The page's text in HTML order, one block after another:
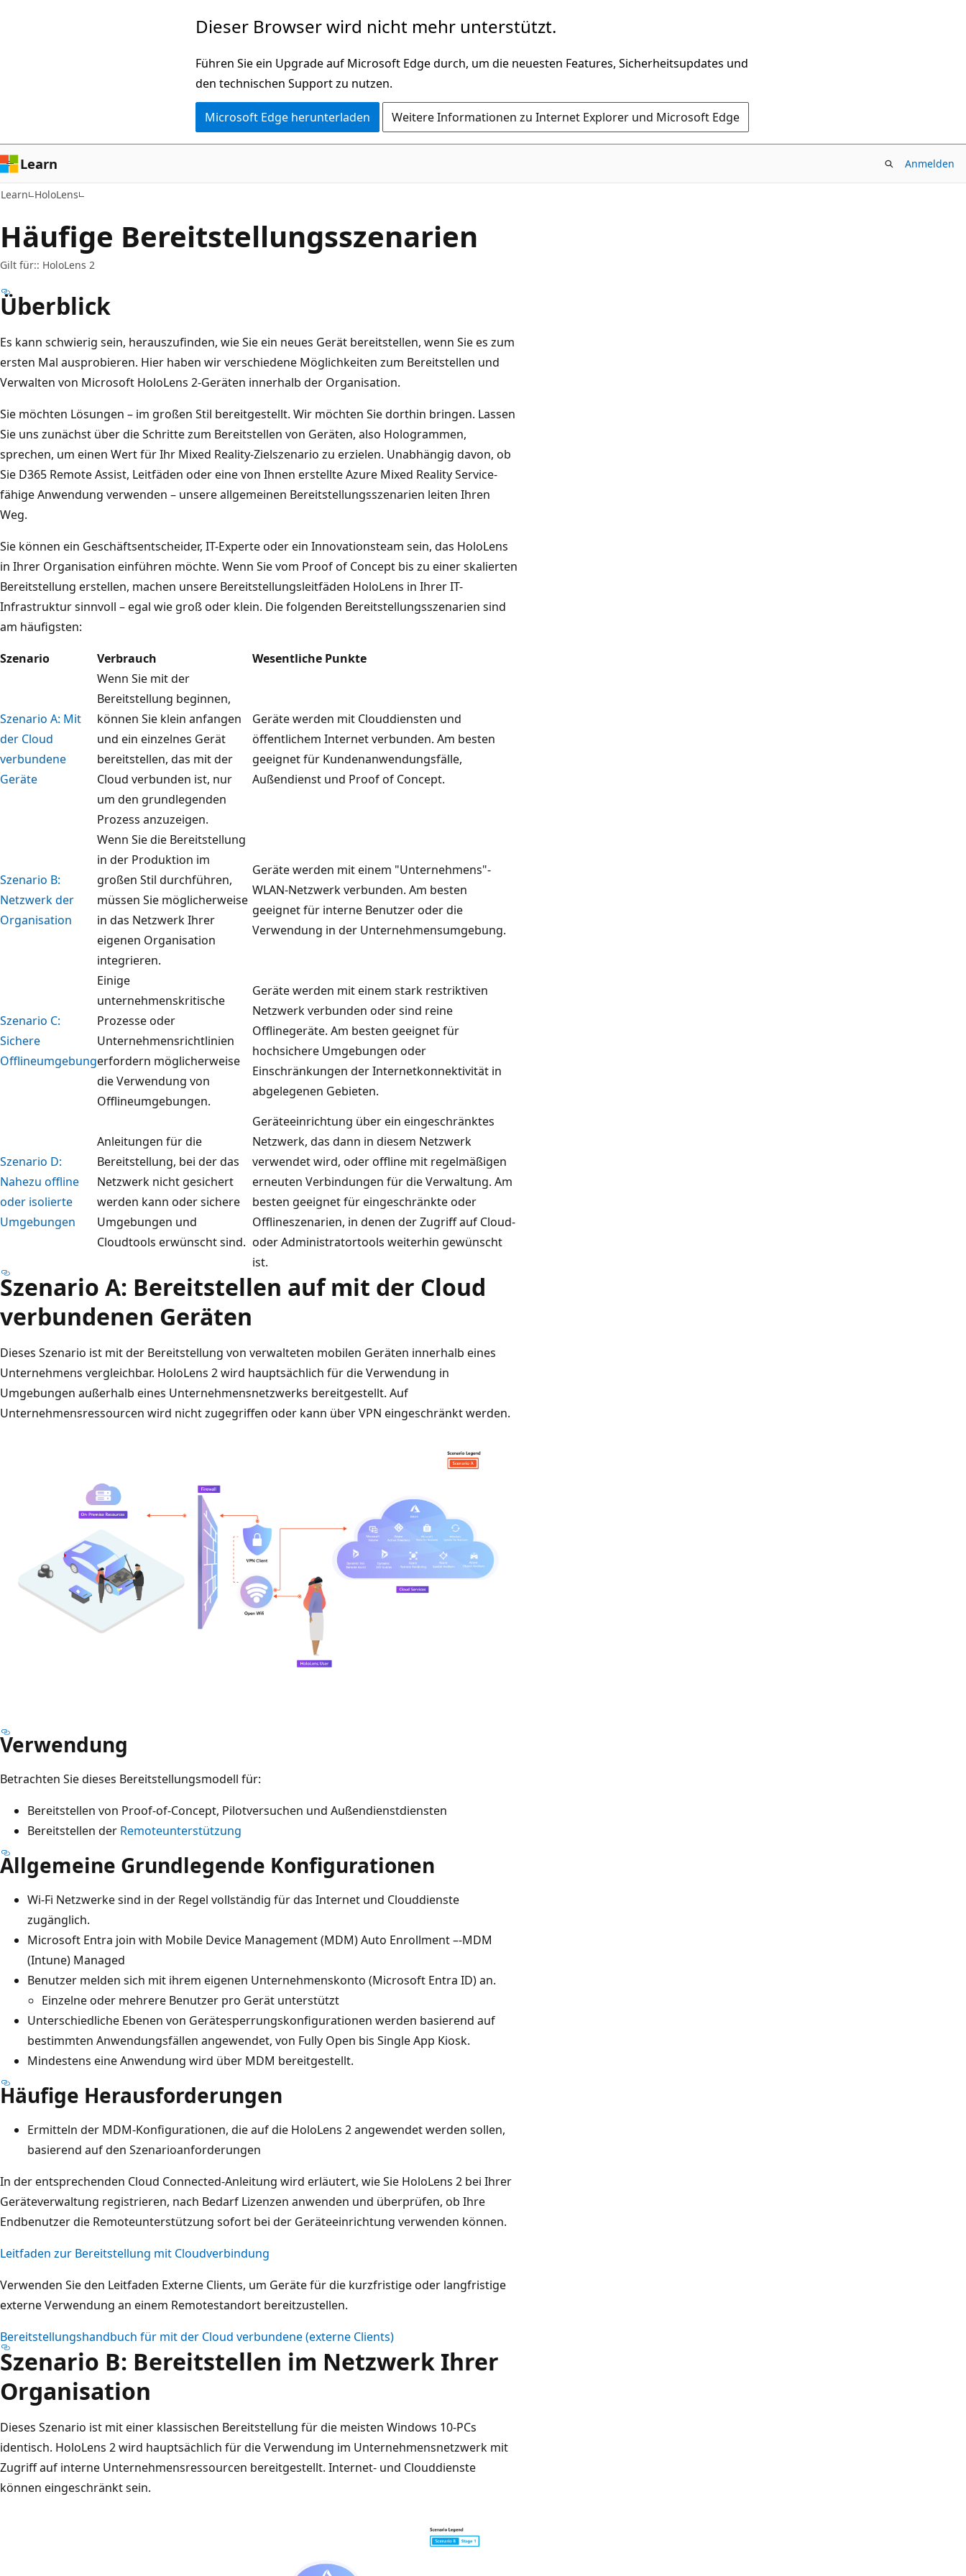
Dieser Browser wird nicht mehr unterstützt.
Führen Sie ein Upgrade auf Microsoft Edge durch, um die neuesten Features, Sicherheitsupdates und
den technischen Support zu nutzen.
Microsoft Edge herunterladen Weitere Informationen zu Internet Explorer und Microsoft Edge
Learn Anmelden
Learn HoloLens
Häufige Bereitstellungsszenarien
Gilt für:: HoloLens 2
Überblick
Es kann schwierig sein, herauszufinden, wie Sie ein neues Gerät bereitstellen, wenn Sie es zum
ersten Mal ausprobieren. Hier haben wir verschiedene Möglichkeiten zum Bereitstellen und
Verwalten von Microsoft HoloLens 2-Geräten innerhalb der Organisation.
Sie möchten Lösungen – im großen Stil bereitgestellt. Wir möchten Sie dorthin bringen. Lassen
Sie uns zunächst über die Schritte zum Bereitstellen von Geräten, also Hologrammen,
sprechen, um einen Wert für Ihr Mixed Reality-Zielszenario zu erzielen. Unabhängig davon, ob
Sie D365 Remote Assist, Leitfäden oder eine von Ihnen erstellte Azure Mixed Reality Service-
fähige Anwendung verwenden – unsere allgemeinen Bereitstellungsszenarien leiten Ihren
Weg.
Sie können ein Geschäftsentscheider, IT-Experte oder ein Innovationsteam sein, das HoloLens
in Ihrer Organisation einführen möchte. Wenn Sie vom Proof of Concept bis zu einer skalierten
Bereitstellung erstellen, machen unsere Bereitstellungsleitfäden HoloLens in Ihrer IT-
Infrastruktur sinnvoll – egal wie groß oder klein. Die folgenden Bereitstellungsszenarien sind
am häufigsten:
Szenario
Verbrauch Wesentliche Punkte
Szenario A: Mit
der Cloud
verbundene
Geräte
Wenn Sie mit der
Bereitstellung beginnen,
können Sie klein anfangen
und ein einzelnes Gerät
bereitstellen, das mit der
Cloud verbunden ist, nur
um den grundlegenden
Prozess anzuzeigen.
Geräte werden mit Clouddiensten und
öffentlichem Internet verbunden. Am besten
geeignet für Kundenanwendungsfälle,
Außendienst und Proof of Concept.
Szenario B:
Netzwerk der
Organisation
Wenn Sie die Bereitstellung
in der Produktion im
großen Stil durchführen,
müssen Sie möglicherweise
in das Netzwerk Ihrer
eigenen Organisation
integrieren.
Geräte werden mit einem "Unternehmens"-
WLAN-Netzwerk verbunden. Am besten
geeignet für interne Benutzer oder die
Verwendung in der Unternehmensumgebung.
Szenario C:
Sichere
Offlineumgebung
Einige
unternehmenskritische
Prozesse oder
Unternehmensrichtlinien
erfordern möglicherweise
die Verwendung von
Offlineumgebungen.
Geräte werden mit einem stark restriktiven
Netzwerk verbunden oder sind reine
Offlinegeräte. Am besten geeignet für
hochsichere Umgebungen oder
Einschränkungen der Internetkonnektivität in
abgelegenen Gebieten.
Szenario D:
Nahezu offline
oder isolierte
Umgebungen
Anleitungen für die
Bereitstellung, bei der das
Netzwerk nicht gesichert
werden kann oder sichere
Umgebungen und
Cloudtools erwünscht sind.
Geräteeinrichtung über ein eingeschränktes
Netzwerk, das dann in diesem Netzwerk
verwendet wird, oder offline mit regelmäßigen
erneuten Verbindungen für die Verwaltung. Am
besten geeignet für eingeschränkte oder
Offlineszenarien, in denen der Zugriff auf Cloud-
oder Administratortools weiterhin gewünscht
ist.
Szenario A: Bereitstellen auf mit der Cloud
verbundenen Geräten
Dieses Szenario ist mit der Bereitstellung von verwalteten mobilen Geräten innerhalb eines
Unternehmens vergleichbar. HoloLens 2 wird hauptsächlich für die Verwendung in
Umgebungen außerhalb eines Unternehmensnetzwerks bereitgestellt. Auf
Unternehmensressourcen wird nicht zugegriffen oder kann über VPN eingeschränkt werden.
Verwendung
Betrachten Sie dieses Bereitstellungsmodell für:
Bereitstellen von Proof-of-Concept, Pilotversuchen und Außendienstdiensten
Bereitstellen der Remoteunterstützung
Allgemeine Grundlegende Konfigurationen
Wi-Fi Netzwerke sind in der Regel vollständig für das Internet und Clouddienste
zugänglich.
Microsoft Entra join with Mobile Device Management (MDM) Auto Enrollment –-MDM
(Intune) Managed
Benutzer melden sich mit ihrem eigenen Unternehmenskonto (Microsoft Entra ID) an.
Einzelne oder mehrere Benutzer pro Gerät unterstützt
Unterschiedliche Ebenen von Gerätesperrungskonfigurationen werden basierend auf
bestimmten Anwendungsfällen angewendet, von Fully Open bis Single App Kiosk.
Mindestens eine Anwendung wird über MDM bereitgestellt.
Häufige Herausforderungen
Ermitteln der MDM-Konfigurationen, die auf die HoloLens 2 angewendet werden sollen,
basierend auf den Szenarioanforderungen
In der entsprechenden Cloud Connected-Anleitung wird erläutert, wie Sie HoloLens 2 bei Ihrer
Geräteverwaltung registrieren, nach Bedarf Lizenzen anwenden und überprüfen, ob Ihre
Endbenutzer die Remoteunterstützung sofort bei der Geräteeinrichtung verwenden können.
Leitfaden zur Bereitstellung mit Cloudverbindung
Verwenden Sie den Leitfaden Externe Clients, um Geräte für die kurzfristige oder langfristige
externe Verwendung an einem Remotestandort bereitzustellen.
Bereitstellungshandbuch für mit der Cloud verbundene (externe Clients)
Szenario B: Bereitstellen im Netzwerk Ihrer
Organisation
Dieses Szenario ist mit einer klassischen Bereitstellung für die meisten Windows 10-PCs
identisch. HoloLens 2 wird hauptsächlich für die Verwendung im Unternehmensnetzwerk mit
Zugriff auf interne Unternehmensressourcen bereitgestellt. Internet- und Clouddienste
können eingeschränkt sein.